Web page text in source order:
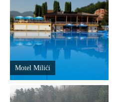
Motel Milići